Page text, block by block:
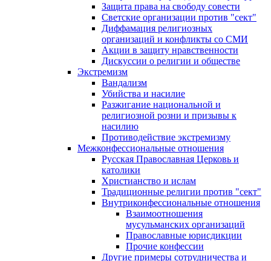
Защита права на свободу совести
Светские организации против "сект"
Диффамация религиозных
организаций и конфликты со СМИ
Акции в защиту нравственности
Дискуссии о религии и обществе
Экстремизм
Вандализм
Убийства и насилие
Разжигание национальной и
религиозной розни и призывы к
насилию
Противодействие экстремизму
Межконфессиональные отношения
Русская Православная Церковь и
католики
Христианство и ислам
Традиционные религии против "сект"
Внутриконфессиональные отношения
Взаимоотношения
мусульманских организаций
Православные юрисдикции
Прочие конфессии
Другие примеры сотрудничества и